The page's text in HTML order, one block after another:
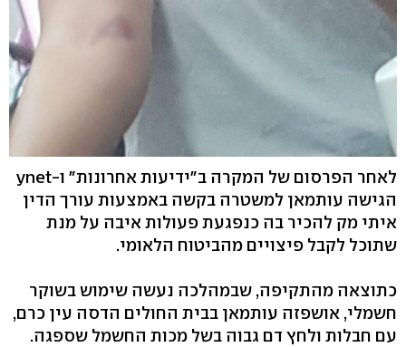
לאחר הפרסום של המקרה ב"ידיעות אחרונות" ו-ynet
הגישה עותמאן למשטרה בקשה באמצעות עורך הדין
איתי מק להכיר בה כנפגעת פעולות איבה על מנת
שתוכל לקבל פיצויים מהביטוח הלאומי.
כתוצאה מהתקיפה, שבמהלכה נעשה שימוש בשוקר
חשמלי, אושפזה עותמאן בבית החולים הדסה עין כרם,
עם חבלות ולחץ דם גבוה בשל מכות החשמל שספגה.